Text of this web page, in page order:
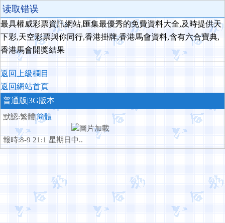
读取错误
最具權威彩票資訊網站,匯集最優秀的免費資料大全,及時提供天
下彩,天空彩票與你同行,香港掛牌,香港馬會資料,含有六合寶典,
香港馬會開獎結果
返回上級欄目
返回網站首頁
普通版|3G版本
默認:繁體|簡體
報時:8-9 21:1 星期日